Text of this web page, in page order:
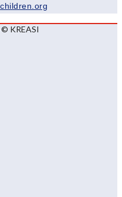
KREASI